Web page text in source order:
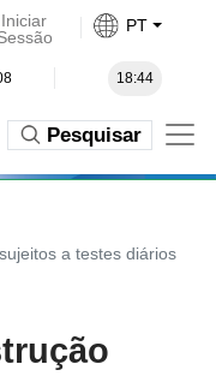
Iniciar
PT
18:44
Pesquisar
a testes diários